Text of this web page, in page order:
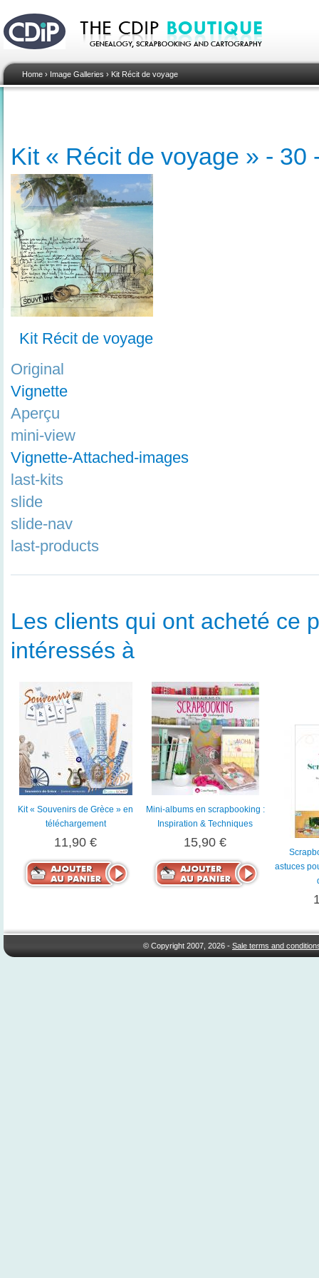
Home › Image Galleries › Kit Récit de voyage
Kit « Récit de voyage » - 30
Kit Récit de voyage
Original
Vignette
Aperçu
mini-view
Vignette-Attached-images
last-kits
slide
slide-nav
last-products
Les clients qui ont acheté ce
intéressés à
Kit « Souvenirs de Grèce » en
téléchargement
11,90 €
Mini-albums en scrapbooking :
Inspiration & Techniques
15,90 €
astuces
© Copyright 2007, 2026 -Sale terms and